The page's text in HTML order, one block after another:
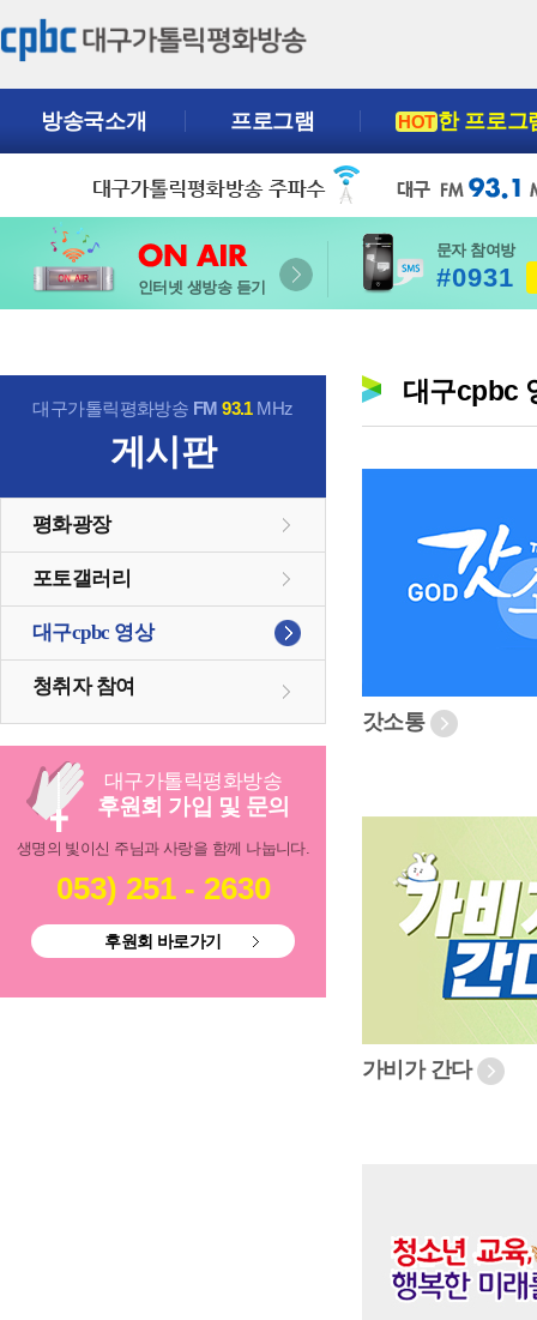
방송국소개 프로그램 HOT한 프로그
인터넷 생방송 듣기
문자 참여방
#0931
대구가톨릭평화방송 FM93.1MHz
게시판
평화광장
포토갤러리
대구cpbc 영상
청취자 참여
대구가톨릭평화방송
후원회 가입 및 문의
생명의 빛이신 주님과 사랑을 함께 나눕니다.
053) 251 - 2630
후원회 바로가기
대구cpbc
갓소통
가비가 간다